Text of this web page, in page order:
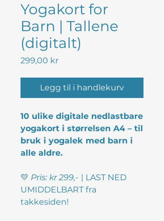
Yogakort for
Barn | Tallene
(digitalt)
299,00 krPris
Legg til i handlekurv
10 ulike digitale nedlastbare
yogakort i størrelsen A4 – til
bruk i yogalek med barn i
alle aldre.
💛 Pris: kr 299,-
| LAST NED
UMIDDELBART fra
takkesiden!